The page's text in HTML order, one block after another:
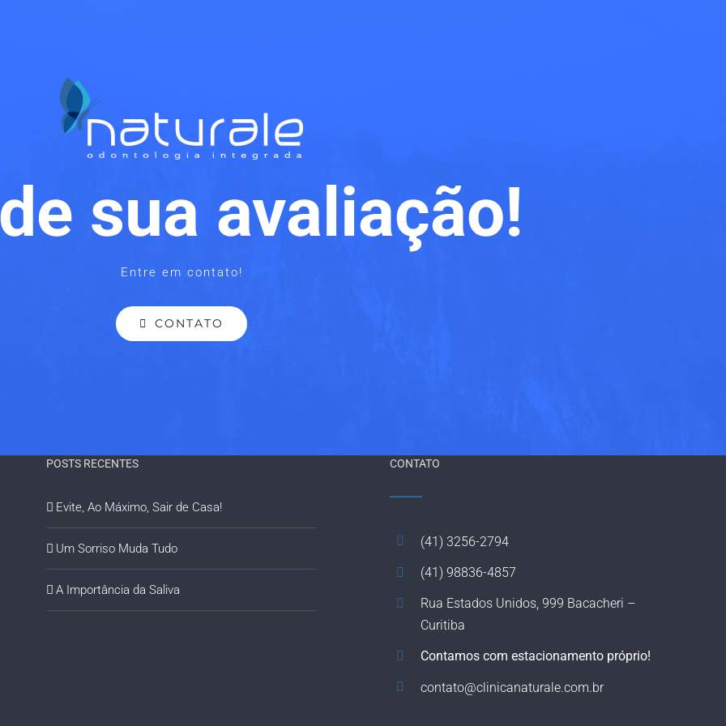
sua avaliação!
Entre em contato!
CONTATO
POSTS RECENTES
Evite, Ao Máximo, Sair de Casa!
Um Sorriso Muda Tudo
A Importância da Saliva
CONTATO
(41) 3256-2794
(41) 98836-4857
Rua Estados Unidos, 999 Bacacheri –
Curitiba
Contamos com estacionamento próprio!
contato@clinicanaturale.com.br